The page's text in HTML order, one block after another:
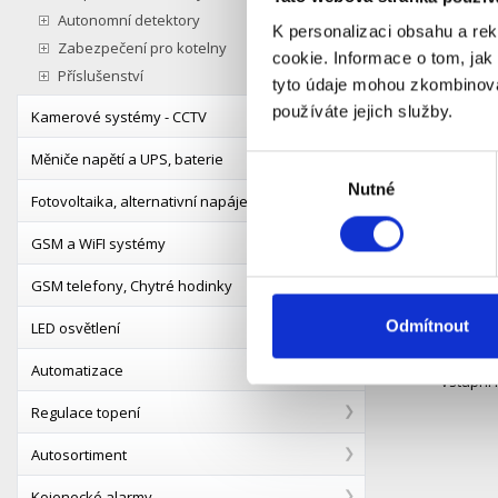
K personalizaci obsahu a
cookie. Informace o tom,
tyto údaje mohou
používáte jejich služby.
Nutné
Odmítnout
Autonomní detektory
Zabezpečení pro kotelny
Příslušenství
Kamerové systémy - CCTV
Měniče napětí a UPS, baterie
Fotovoltaika, alternativní napájení
GSM a WiFI systémy
GSM telefony, Chytré hodinky
LED osvětlení
Automatizace
Regulace topení
Autosortiment
Popis
Napájecí
Ajax 12V
- Lze
- Nutno
-
- Vstupní